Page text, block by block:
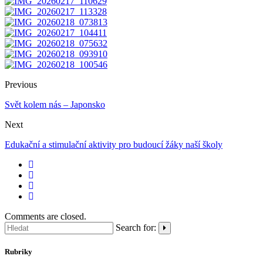
Previous
Svět kolem nás – Japonsko
Next
Edukační a stimulační aktivity pro budoucí žáky naší školy
Comments are closed.
Search for:
Rubriky